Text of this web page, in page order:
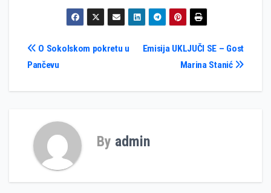
Кретање
чланка
Emisija UKLJUČI SE – Gost
Marina Stanić
O Sokolskom pokretu u
Pančevu
By admin